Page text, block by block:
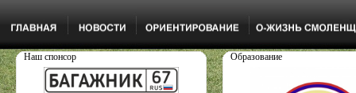
Наш спонсор Образование